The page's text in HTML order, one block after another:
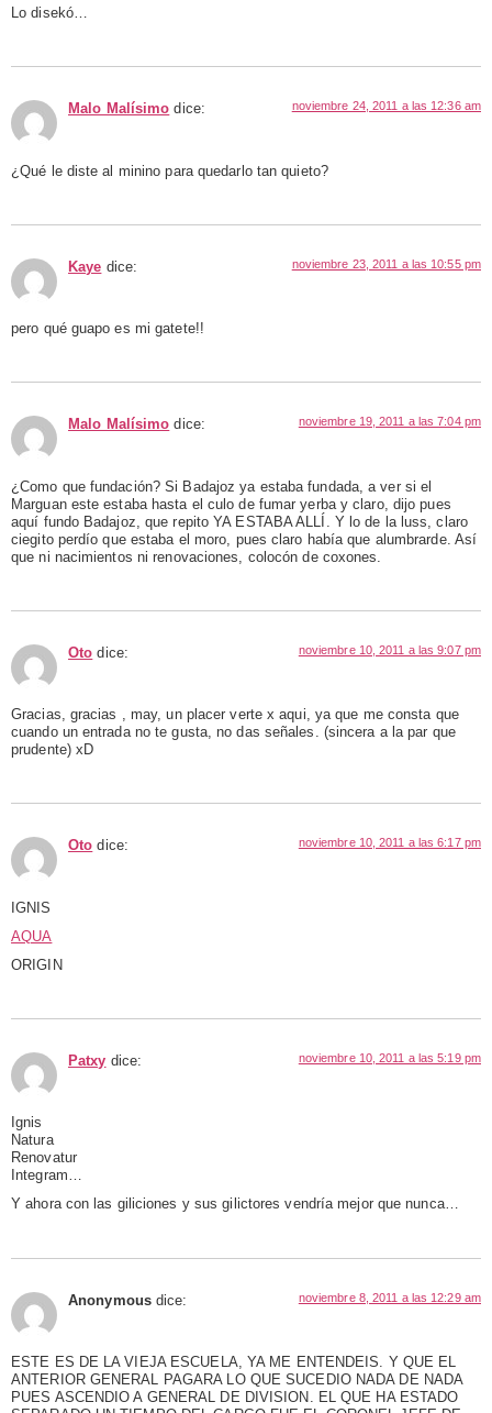
Lo disekó…
Malo Malísimo dice: noviembre 24, 2011 a las 12:36 am
¿Qué le diste al minino para quedarlo tan quieto?
Kaye dice: noviembre 23, 2011 a las 10:55 pm
pero qué guapo es mi gatete!!
Malo Malísimo dice: noviembre 19, 2011 a las 7:04 pm
¿Como que fundación? Si Badajoz ya estaba fundada, a ver si el
Marguan este estaba hasta el culo de fumar yerba y claro, dijo pues
aquí fundo Badajoz, que repito YA ESTABA ALLÍ. Y lo de la luss, claro
ciegito perdío que estaba el moro, pues claro había que alumbrarde. Así
que ni nacimientos ni renovaciones, colocón de coxones.
Oto dice: noviembre 10, 2011 a las 9:07 pm
Gracias, gracias , may, un placer verte x aqui, ya que me consta que
cuando un entrada no te gusta, no das señales. (sincera a la par que
prudente) xD
Oto dice: noviembre 10, 2011 a las 6:17 pm
IGNIS
AQUA
ORIGIN
Patxy dice: noviembre 10, 2011 a las 5:19 pm
Ignis
Natura
Renovatur
Integram…
Y ahora con las giliciones y sus gilictores vendría mejor que nunca…
Anonymous dice: noviembre 8, 2011 a las 12:29 am
ESTE ES DE LA VIEJA ESCUELA, YA ME ENTENDEIS. Y QUE EL
ANTERIOR GENERAL PAGARA LO QUE SUCEDIO NADA DE NADA
PUES ASCENDIO A GENERAL DE DIVISION. EL QUE HA ESTADO